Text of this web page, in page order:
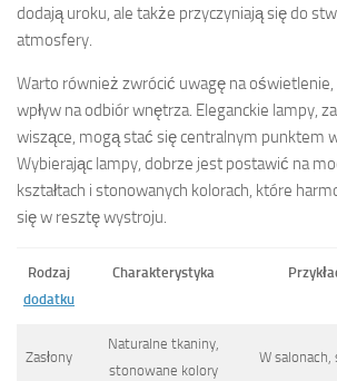
dodają uroku, ale także przyczyniają się do
atmosfery.
Warto również zwrócić uwagę na
wpływ na odbiór wnętrza. Eleganckie lampy,
wiszące, mogą stać się centralnym punktem
Wybierając lampy, dobrze jest postawić na
kształtach i stonowanych kolorach, które
się w resztę wystroju.
Rodzaj
dodatku
Charakterystyka
Zasłony
Naturalne tkaniny,
stonowane kolory
W salonach,